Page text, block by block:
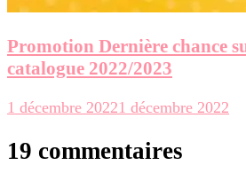
Promotion Dernière chance
catalogue 2022/2023
1 décembre 20221 décembre 2022
19 commentaires